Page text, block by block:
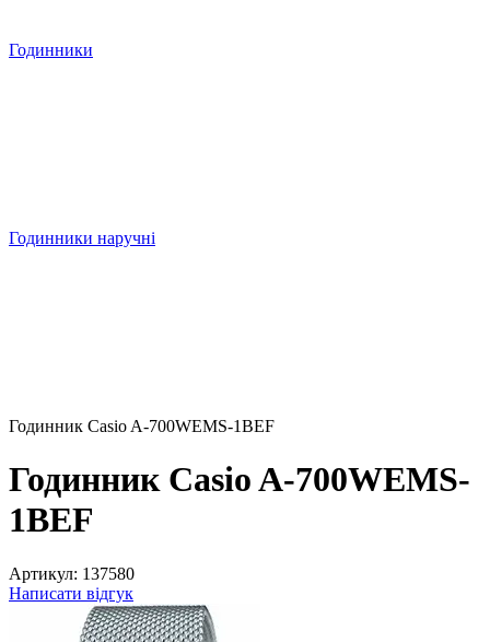
Годинники
Годинники наручні
Годинник Casio A-700WEMS-1BEF
Годинник Casio A-700WEMS-
1BEF
Артикул: 137580
Написати відгук